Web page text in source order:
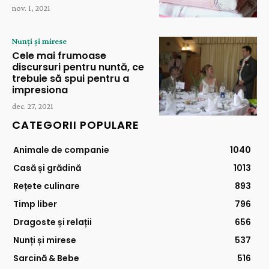
nov. 1, 2021
Nunți și mirese
Cele mai frumoase
discursuri pentru nuntă, ce
trebuie să spui pentru a
impresiona
dec. 27, 2021
CATEGORII POPULARE
Animale de companie
1040
Casă și grădină
1013
Rețete culinare
893
Timp liber
796
Dragoste și relații
656
Nunți și mirese
537
Sarcină & Bebe
516